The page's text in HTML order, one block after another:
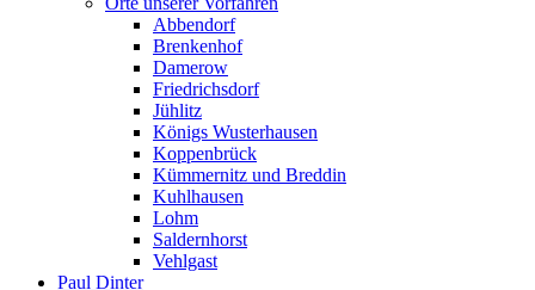
Abbendorf
Brenkenhof
Damerow
Friedrichsdorf
Jühlitz
Königs Wusterhausen
Koppenbrück
Kümmernitz und Breddin
Kuhlhausen
Lohm
Saldernhorst
Vehlgast
Paul Dinter